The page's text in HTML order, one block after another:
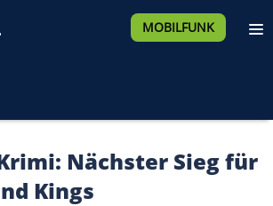
MOBILFUNK
Nächster Sieg für
Kings